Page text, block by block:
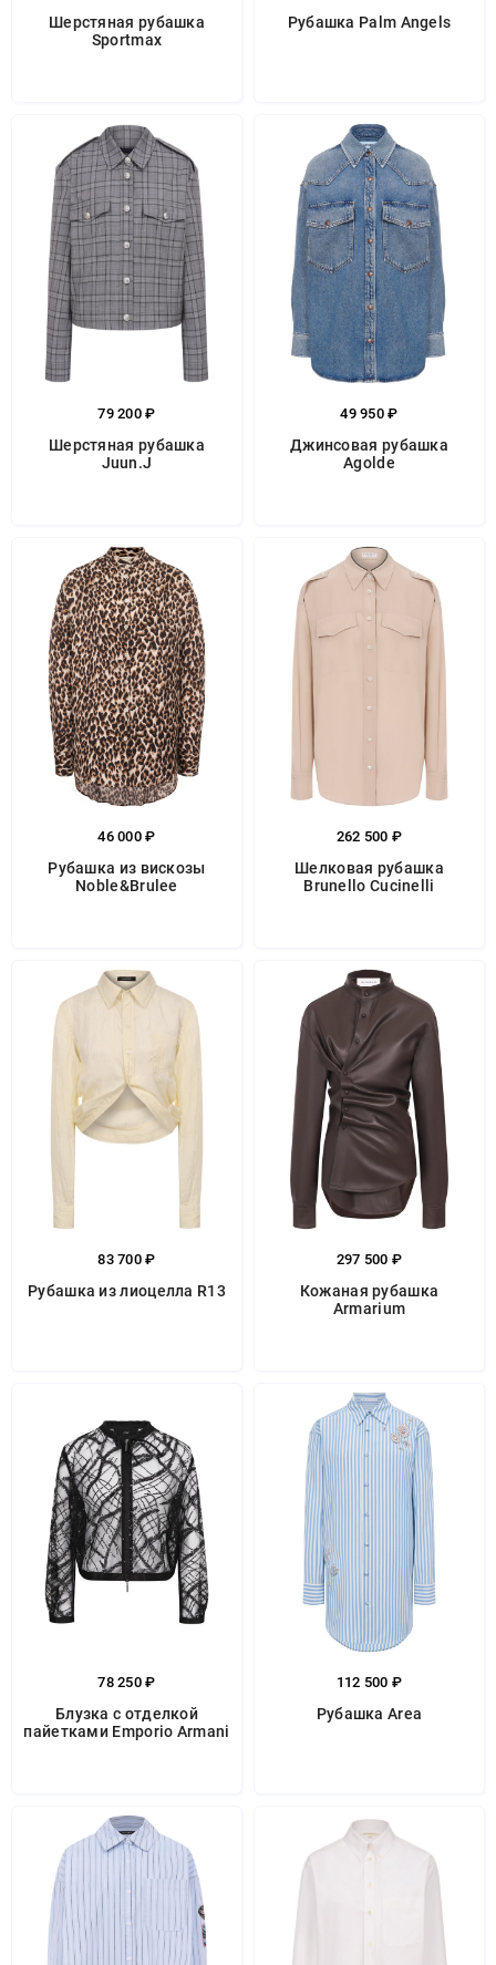
Шерстяная рубашка
Sportmax
Рубашка Palm Angels
79 200 ₽
Шерстяная рубашка
Juun.J
49 950 ₽
Джинсовая рубашка
Agolde
46 000 ₽
Рубашка из вискозы
Noble&Brulee
262 500 ₽
Шелковая рубашка
Brunello Cucinelli
83 700 ₽
Рубашка из лиоцелла R13
297 500 ₽
Кожаная рубашка
Armarium
78 250 ₽
Блузка с отделкой
пайетками Emporio Armani
112 500 ₽
Рубашка Area